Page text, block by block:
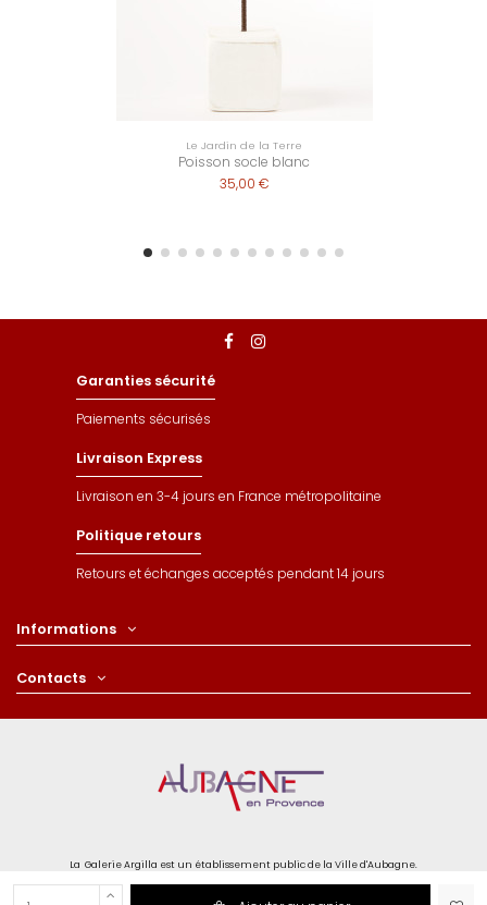
Le Jardin de la Terre
Poisson socle blanc
35,00 €
Garanties sécurité
Paiements sécurisés
Livraison Express
Livraison en 3-4 jours en France métropolitaine
Politique retours
Retours et échanges acceptés pendant 14 jours
Informations
Contacts
La Galerie Argilla est un établissement public de la Ville d'Aubagne.